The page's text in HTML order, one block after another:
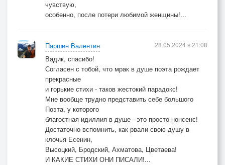
чувствую,
особенно, после потери любимой женщины!...
Паршин Валентин
Вадик, спасибо!
Согласен с тобой, что мрак в душе поэта рождает
прекрасные
и горькие стихи - таков жестокий парадокс!
Мне вообще трудно представить себе большого
Поэта, у которого
благостная идиллия в душе - это просто нонсенс!
Достаточно вспомнить, как рвали свою душу в
клочья Есенин,
Высоцкий, Бродский, Ахматова, Цветаева!
И КАКИЕ СТИХИ ОНИ ПИСАЛИ!...
28.05.2024 в 21:08